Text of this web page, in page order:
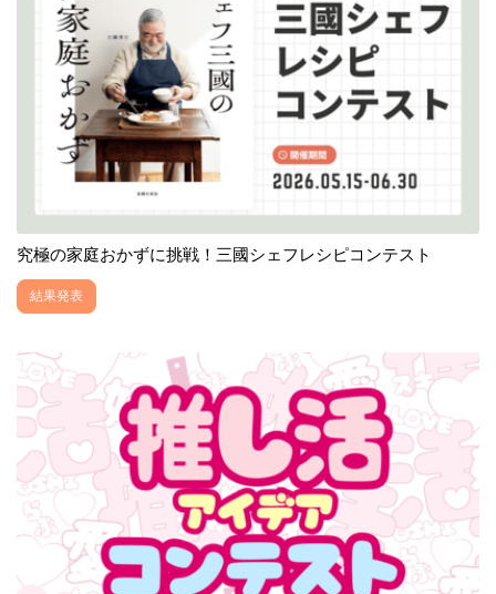
究極の家庭おかずに挑戦！三國シェフレシピコンテスト
結果発表